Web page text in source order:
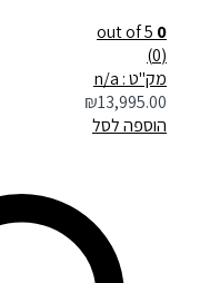
0
out of 5
מק"ט : n/a
₪13,995.00
הוספה לסל